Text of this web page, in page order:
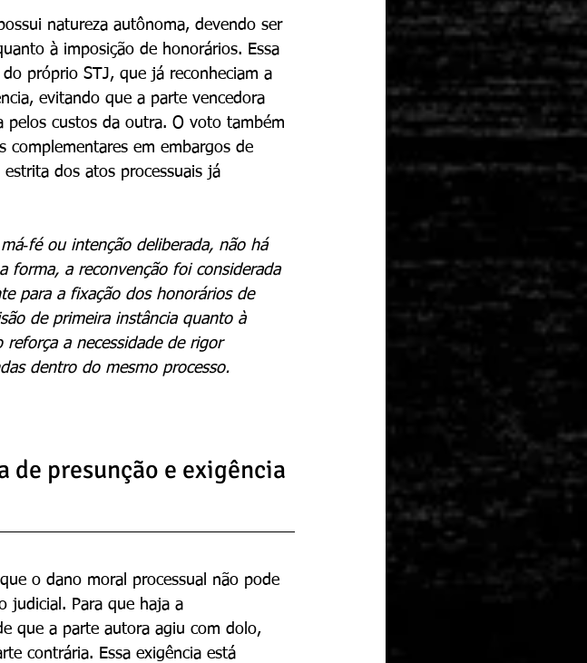
natureza autônoma, devendo ser
à imposição de honorários. Essa
próprio STJ, que já reconheciam a
evitando que a parte vencedora
pelos custos da outra. O voto também
complementares em embargos de
estrita dos atos processuais já
ou intenção deliberada, não há
forma, a reconvenção foi considerada
para a fixação dos honorários de
de primeira instância quanto à
reforça a necessidade de rigor
dentro do mesmo processo.
de presunção e exigência
o dano moral processual não pode
judicial. Para que haja a
que a parte autora agiu com dolo,
contrária. Essa exigência está